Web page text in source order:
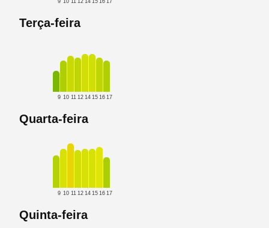
9 10 11 12 14 15 16 17
Terça-feira
9 10 11 12 14 15 16 17
Quarta-feira
9 10 11 12 14 15 16 17
Quinta-feira